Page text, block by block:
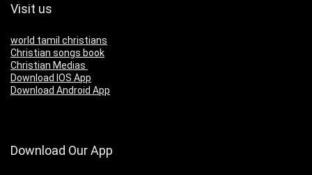
Visit us
world tamil christians
Christian songs book
Christian Medias
Download IOS App
Download Android App
Download Our App